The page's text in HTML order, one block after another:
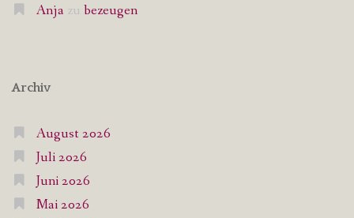
Anja zu bezeugen
Archiv
August 2026
Juli 2026
Juni 2026
Mai 2026